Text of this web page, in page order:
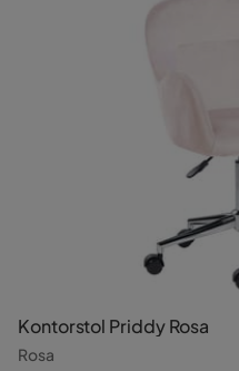
Kontorstol Priddy Rosa
Rosa